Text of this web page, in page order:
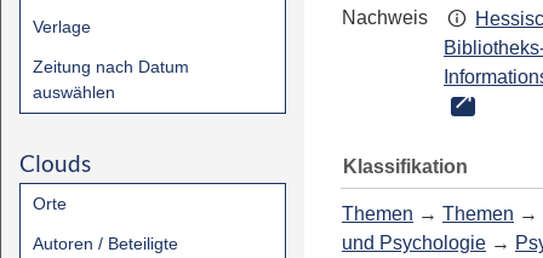
Verlage
Zeitung nach Datum
auswählen
Clouds
Orte
Autoren / Beteiligte
Nachweis
Klassifikation
Themen → Themen →
und Psychologie →